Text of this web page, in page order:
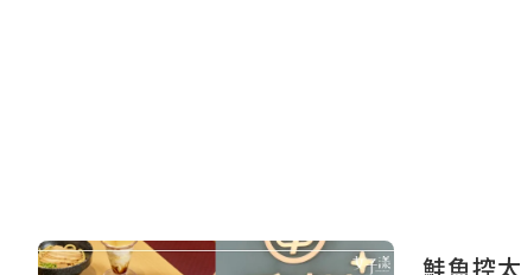
鮭魚控